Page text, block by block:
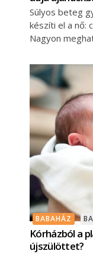
Súlyos beteg
készíti el a nő:
Nagyon
BABAHÁZ
Kórházból a
újszülöttet?